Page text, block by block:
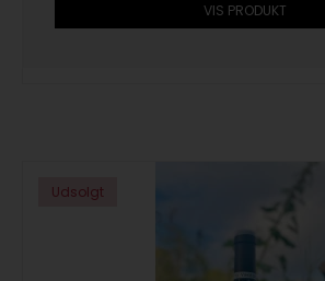
VIS PRODUKT
Udsolgt